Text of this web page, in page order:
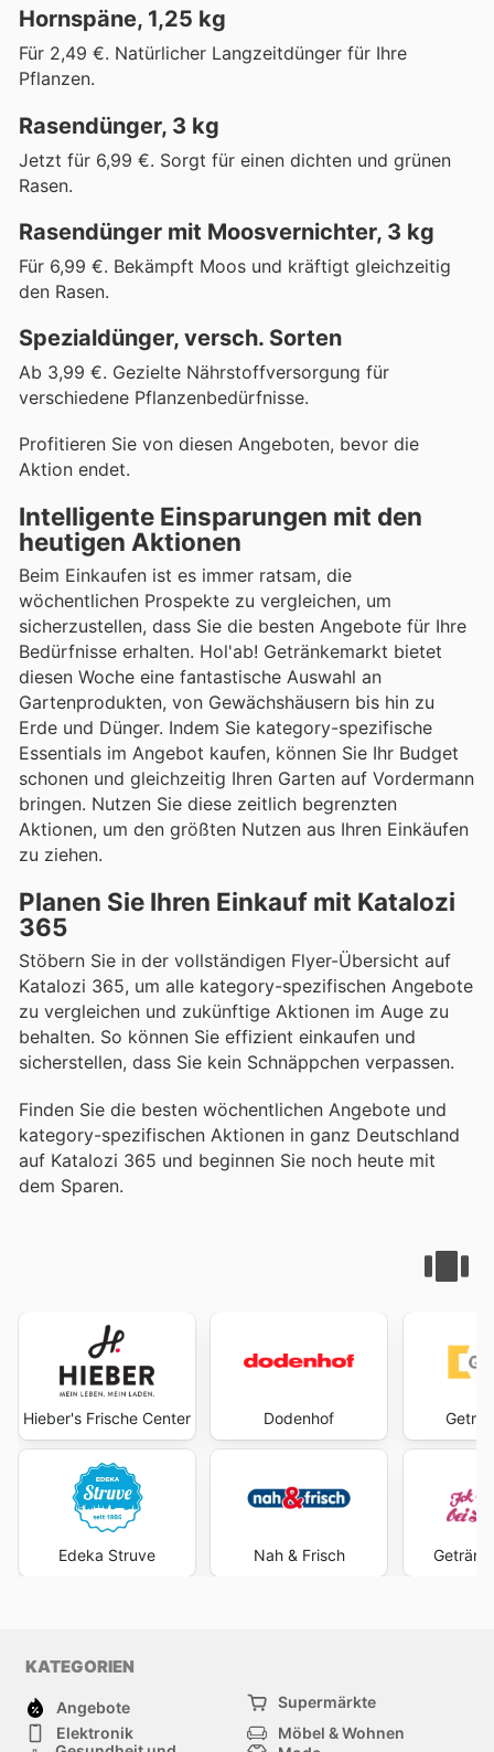
Hornspäne, 1,25 kg
Für 2,49 €. Natürlicher Langzeitdünger für Ihre
Pflanzen.
Rasendünger, 3 kg
Jetzt für 6,99 €. Sorgt für einen dichten und grünen
Rasen.
Rasendünger mit Moosvernichter, 3 kg
Für 6,99 €. Bekämpft Moos und kräftigt gleichzeitig
den Rasen.
Spezialdünger, versch. Sorten
Ab 3,99 €. Gezielte Nährstoffversorgung für
verschiedene Pflanzenbedürfnisse.
Profitieren Sie von diesen Angeboten, bevor die
Aktion endet.
Intelligente Einsparungen mit den
heutigen Aktionen
Beim Einkaufen ist es immer ratsam, die
wöchentlichen Prospekte zu vergleichen, um
sicherzustellen, dass Sie die besten Angebote für Ihre
Bedürfnisse erhalten. Hol'ab! Getränkemarkt bietet
diesen Woche eine fantastische Auswahl an
Gartenprodukten, von Gewächshäusern bis hin zu
Erde und Dünger. Indem Sie kategory-spezifische
Essentials im Angebot kaufen, können Sie Ihr Budget
schonen und gleichzeitig Ihren Garten auf Vordermann
bringen. Nutzen Sie diese zeitlich begrenzten
Aktionen, um den größten Nutzen aus Ihren Einkäufen
zu ziehen.
Planen Sie Ihren Einkauf mit Katalozi
365
Stöbern Sie in der vollständigen Flyer-Übersicht auf
Katalozi 365, um alle kategory-spezifischen Angebote
zu vergleichen und zukünftige Aktionen im Auge zu
behalten. So können Sie effizient einkaufen und
sicherstellen, dass Sie kein Schnäppchen verpassen.
Finden Sie die besten wöchentlichen Angebote und
kategory-spezifischen Aktionen in ganz Deutschland
auf Katalozi 365 und beginnen Sie noch heute mit
dem Sparen.
Hieber's Frische Center
Edeka Struve
Dodenhof
Nah & Frisch
KATEGORIEN
Angebote
Supermärkte
Elektronik
Möbel & Wohnen